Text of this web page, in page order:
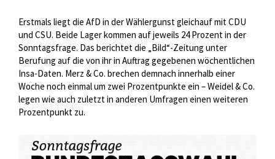
Erstmals liegt die AfD in der Wählergunst gleichauf mit CDU
und CSU. Beide Lager kommen auf jeweils 24 Prozent in der
Sonntagsfrage. Das berichtet die „Bild“-Zeitung unter
Berufung auf die von ihr in Auftrag gegebenen wöchentlichen
Insa-Daten. Merz & Co. brechen demnach innerhalb einer
Woche noch einmal um zwei Prozentpunkte ein – Weidel & Co.
legen wie auch zuletzt in anderen Umfragen einen weiteren
Prozentpunkt zu.